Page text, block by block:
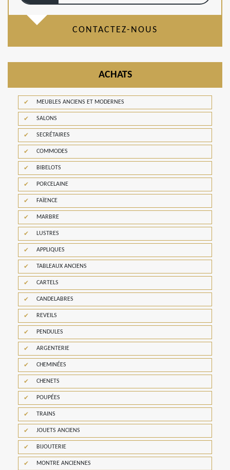
CONTACTEZ-NOUS
ACHATS
MEUBLES ANCIENS ET MODERNES
SALONS
SECRÉTAIRES
COMMODES
BIBELOTS
PORCELAINE
FAÏENCE
MARBRE
LUSTRES
APPLIQUES
TABLEAUX ANCIENS
CARTELS
CANDELABRES
REVEILS
PENDULES
ARGENTERIE
CHEMINÉES
CHENETS
POUPÉES
TRAINS
JOUETS ANCIENS
BIJOUTERIE
MONTRE ANCIENNES